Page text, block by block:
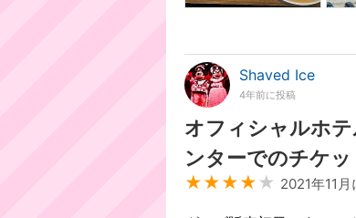
Shaved Ice
4年前に投稿
オフィシャルホ
ンターでのチケッ
★★★★ ★ 2021年11月